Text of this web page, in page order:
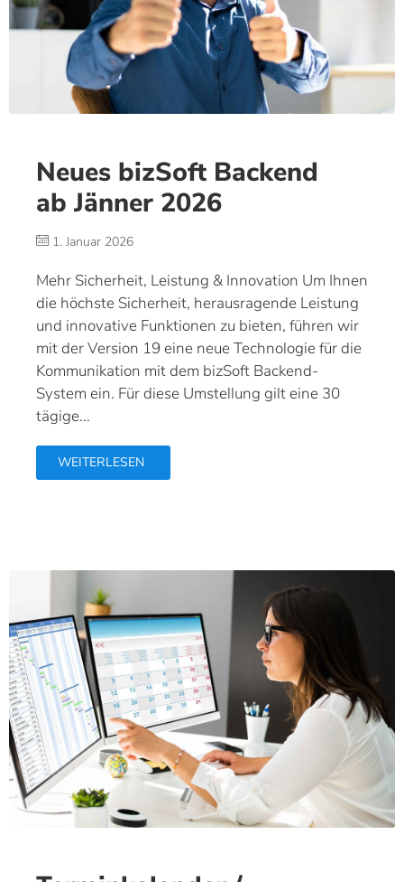
Neues bizSoft Backend
ab Jänner 2026
1. Januar 2026
Mehr Sicherheit, Leistung & Innovation Um Ihnen
die höchste Sicherheit, herausragende Leistung
und innovative Funktionen zu bieten, führen wir
mit der Version 19 eine neue Technologie für die
Kommunikation mit dem bizSoft Backend-
System ein. Für diese Umstellung gilt eine 30
tägige...
WEITERLESEN